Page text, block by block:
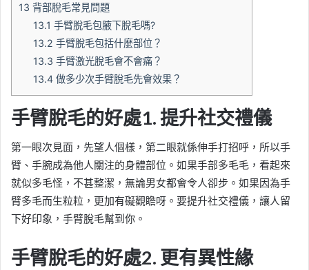
13 背部脫毛常見問題
13.1 手臂脫毛包腋下脫毛嗎?
13.2 手臂脫毛包括什麼部位？
13.3 手臂激光脫毛會不會痛？
13.4 做多少次手臂脫毛先會效果？
手臂脫毛的好處1. 提升社交禮儀
第一眼次見面，先望人個樣，第二眼就係伸手打招呼，所以手
臂、手腕成為他人關注的身體部位。如果手部多毛毛，看起來
就似多毛怪，不甚整潔，無論男女都會令人卻步。如果因為手
臂多毛而生粒粒，更加有礙觀瞻呀。要提升社交禮儀，讓人留
下好印象，手臂脫毛幫到你。
手臂脫毛的好處2. 更有異性緣